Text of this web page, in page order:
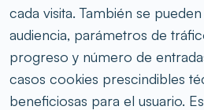
cada visita. También se
audiencia, parámetros de
progreso y número de
casos cookies prescindibles
beneficiosas para el usuario.